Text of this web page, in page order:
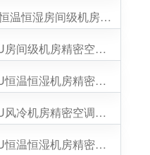
科华KHJA-P8AU恒温恒湿房间级机房精密空调制冷量7.6KW采用电极加湿
科华KHJA-B12AU房间级机房精密空调制冷量12.5KW单冷采用EC风机
科华KHJA-P12AU恒温恒湿机房精密空调制冷量12.5KW采用电极加湿
科华KHJA-B20AU风冷机房精密空调制冷量20KW单冷标配RS485接口
科华KHJA-P20AU恒温恒湿机房精密空调制冷量20KW具备远程监测